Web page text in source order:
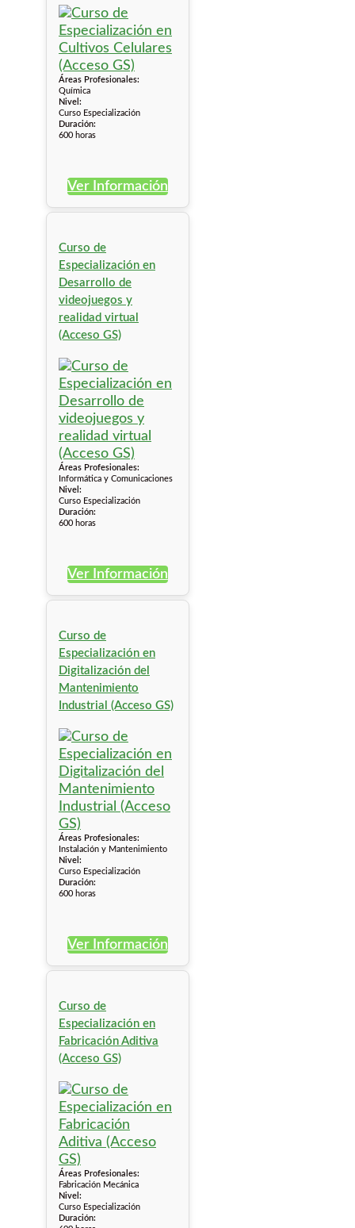
Áreas Profesionales:
Química
Nivel:
Curso Especialización
Duración:
600 horas
Ver Información
Curso de
Especialización en
Desarrollo de
videojuegos y
realidad virtual
(Acceso GS)
Áreas Profesionales:
Informática y Comunicaciones
Nivel:
Curso Especialización
Duración:
600 horas
Ver Información
Curso de
Especialización en
Digitalización del
Mantenimiento
Industrial (Acceso GS)
Áreas Profesionales:
Instalación y Mantenimiento
Nivel:
Curso Especialización
Duración:
600 horas
Ver Información
Curso de
Especialización en
Fabricación Aditiva
(Acceso GS)
Áreas Profesionales:
Fabricación Mecánica
Nivel:
Curso Especialización
Duración: